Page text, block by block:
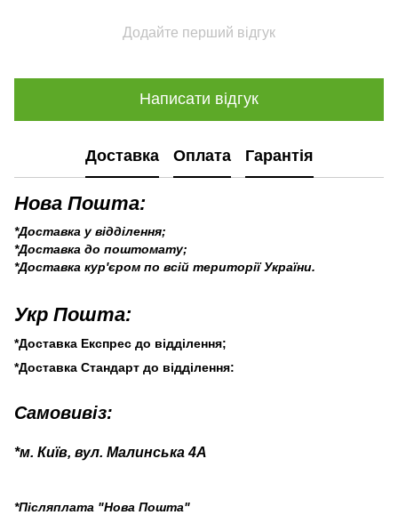
Додайте перший відгук
Написати відгук
Доставка Оплата Гарантія
Нова Пошта:
*Доставка у відділення;
*Доставка до поштомату;
*Доставка кур'єром по всій території України.
Укр Пошта:
*Доставка Експрес до відділення;
*Доставка Стандарт до відділення:
Самовивіз:
*м. Київ, вул. Малинська 4А
*Післяплата "Нова Пошта"